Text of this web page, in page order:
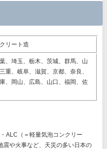
リート造
、埼玉、栃木、茨城、群馬、山
重、岐阜、滋賀、京都、奈良、
、岡山、広島、山口、福岡、佐
ALC（＝軽量気泡コンクリー
震や火事など、天災の多い日本の